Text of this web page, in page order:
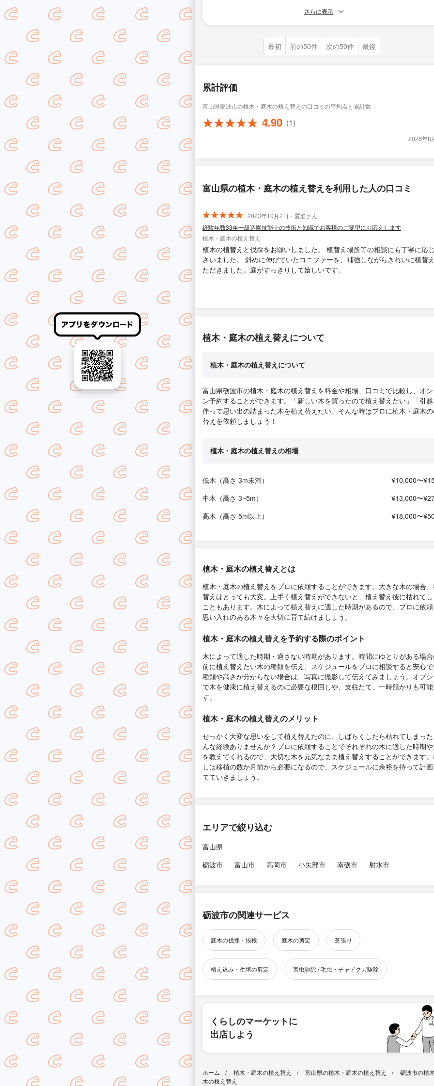
さらに表示
最初 前の50件 次の50件 最後
累計評価
富山県砺波市の植木・庭木の植え替えの口コミの平均点と累計数
4.90 (1)
2026年8
富山県の植木・庭木の植え替えを利用した人の口コミ
2023年10月2日・匿名さん
経験年数33年一級造園技能士の技術と知識でお客様のご要望にお応えします
植木・庭木の植え替え
植木の植替えと伐採をお願いしました。 植替え場所等の相談にも丁寧に応
さいました。 斜めに伸びていたコニファーを、補強しながらきれいに植替
ただきました。庭がすっきりして嬉しいです。
植木・庭木の植え替えについて
植木・庭木の植え替えについて
富山県砺波市の植木・庭木の植え替えを料金や相場、口コミで比較し、オ
ン予約することができます。「新しい木を買ったので植え替えたい」「引
伴って思い出の詰まった木を植え替えたい」そんな時はプロに植木・庭木
替えを依頼しましょう！
植木・庭木の植え替えの相場
低木（高さ 3m未満）
¥10,000〜
中木（高さ 3~5m）
¥13,000〜
高木（高さ 5m以上）
¥18,000〜
植木・庭木の植え替えとは
植木・庭木の植え替えをプロに依頼することができます。大きな木の場合
替えはとっても大変。上手く植え替えができないと、植え替え後に枯れて
こともあります。木によって植え替えに適した時期があるので、プロに依
思い入れのある木々を大切に育て続けましょう。
植木・庭木の植え替えを予約する際のポイント
木によって適した時期・適さない時期があります。時間にゆとりがある場
前に植え替えたい木の種類を伝え、スケジュールをプロに相談すると安心
種類や高さが分からない場合は、写真に撮影して伝えてみましょう。オプ
で木を健康に植え替えるのに必要な根回しや、支柱たて、一時預かりも可
す。
植木・庭木の植え替えのメリット
せっかく大変な思いをして植え替えたのに、しばらくしたら枯れてしまっ
んな経験ありませんか？プロに依頼することでそれぞれの木に適した時期
を教えてくれるので、大切な木を元気なまま植え替えすることができます
しは移植の数か月前から必要になるので、スケジュールに余裕を持って計
てていきましょう。
エリアで絞り込む
富山県
砺波市
富山市 高岡市 小矢部市 南砺市 射水市
砺波市の関連サービス
庭木の伐採・抜根 庭木の剪定 芝張り
植え込み・生垣の剪定 害虫駆除 / 毛虫・チャドクガ駆除
くらしのマーケットに
出店しよう
ホーム 植木・庭木の植え替え 富山県の植木・庭木の植え替え
砺波市の植
木の植え替え